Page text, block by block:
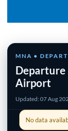
MNA •
Departure
Airport
Updated: 07 Aug
No data